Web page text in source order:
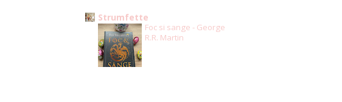
Strumfette
Foc si sange - George
R.R. Martin